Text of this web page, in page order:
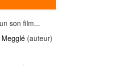
son film...
(auteur)